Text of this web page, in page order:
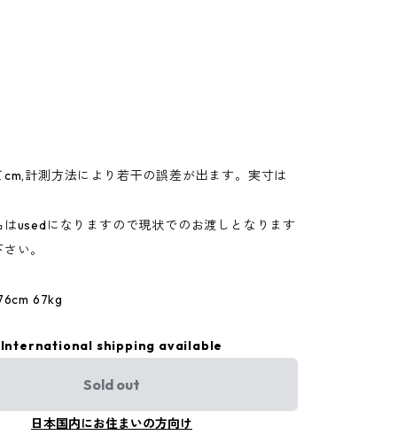
計測方法により若干の誤差が出ます。実寸は
usedになりますので現状でのお渡しとなります
い。
67kg
International shipping available
Sold out
日本国内にお住まいの方向け